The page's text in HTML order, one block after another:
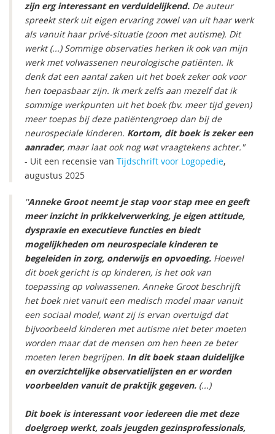
zijn erg interessant en verduidelijkend. De auteur
spreekt sterk uit eigen ervaring zowel van uit haar werk
als vanuit haar privé-situatie (zoon met autisme). Dit
werkt (...) Sommige observaties herken ik ook van mijn
werk met volwassenen neurologische patiënten. Ik
denk dat een aantal zaken uit het boek zeker ook voor
hen toepasbaar zijn. Ik merk zelfs aan mezelf dat ik
sommige werkpunten uit het boek (bv. meer tijd geven)
meer toepas bij deze patiëntengroep dan bij de
neurospeciale kinderen. Kortom, dit boek is zeker een
aanrader, maar laat ook nog wat vraagtekens achter."
- Uit een recensie van Tijdschrift voor Logopedie,
augustus 2025
''Anneke Groot neemt je stap voor stap mee en geeft
meer inzicht in prikkelverwerking, je eigen attitude,
dyspraxie en executieve functies en biedt
mogelijkheden om neurospeciale kinderen te
begeleiden in zorg, onderwijs en opvoeding. Hoewel
dit boek gericht is op kinderen, is het ook van
toepassing op volwassenen. Anneke Groot beschrijft
het boek niet vanuit een medisch model maar vanuit
een sociaal model, want zij is ervan overtuigd dat
bijvoorbeeld kinderen met autisme niet beter moeten
worden maar dat de mensen om hen heen ze beter
moeten leren begrijpen. In dit boek staan duidelijke
en overzichtelijke observatielijsten en er worden
voorbeelden vanuit de praktijk gegeven. (...)
Dit boek is interessant voor iedereen die met deze
doelgroep werkt, zoals jeugden gezinsprofessionals,